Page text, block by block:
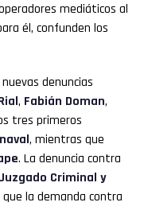
mediáticos al
él, confunden los
denuncias
, Fabián Doman,
tres primeros
, mientras que
. La denuncia contra
Criminal y
la demanda contra